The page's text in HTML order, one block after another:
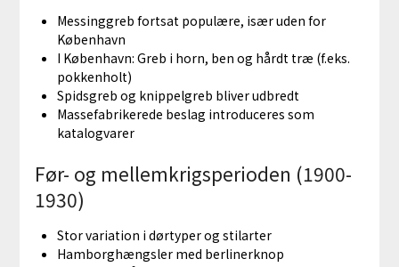
Messinggreb fortsat populære, især uden for
København
I København: Greb i horn, ben og hårdt træ (f.eks.
pokkenholt)
Spidsgreb og knippelgreb bliver udbredt
Massefabrikerede beslag introduceres som
katalogvarer
Før- og mellemkrigsperioden (1900-
1930)
Stor variation i dørtyper og stilarter
Hamborghængsler med berlinerknop